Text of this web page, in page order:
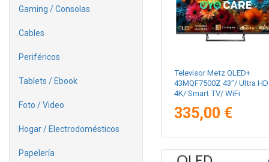
Gaming / Consolas
Cables
Periféricos
Tablets / Ebook
Foto / Video
Hogar / Electrodomésticos
Papelería
Televisor Metz QLED+
43MQF7500Z 43"/ Ultra HD
4K/ Smart TV/ WiFi
335,00 €